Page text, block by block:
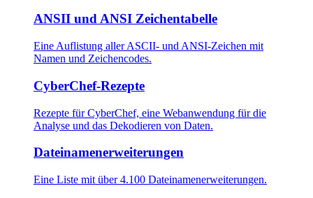
ANSII und ANSI Zeichentabelle
Eine Auflistung aller ASCII- und ANSI-Zeichen mit
Namen und Zeichencodes.
CyberChef-Rezepte
Rezepte für CyberChef, eine Webanwendung für die
Analyse und das Dekodieren von Daten.
Dateinamenerweiterungen
Eine Liste mit über 4.100 Dateinamenerweiterungen.